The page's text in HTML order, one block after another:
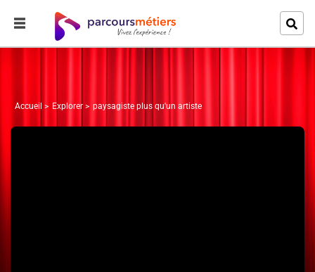
Accueil Explorer paysagiste plus qu'un artiste